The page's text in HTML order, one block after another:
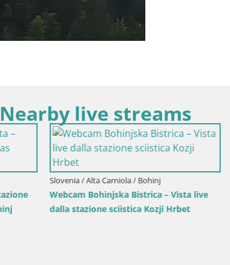
Nearby live streams
Slovenia / Alta Carniola / Kranjska